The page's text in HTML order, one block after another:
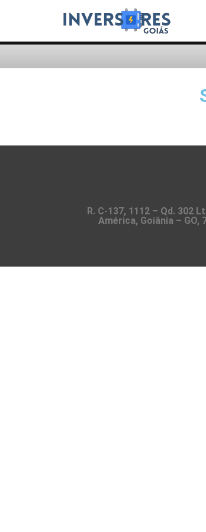
R. C-137, 1112 – Qd. 302
América, Goiânia – GO,